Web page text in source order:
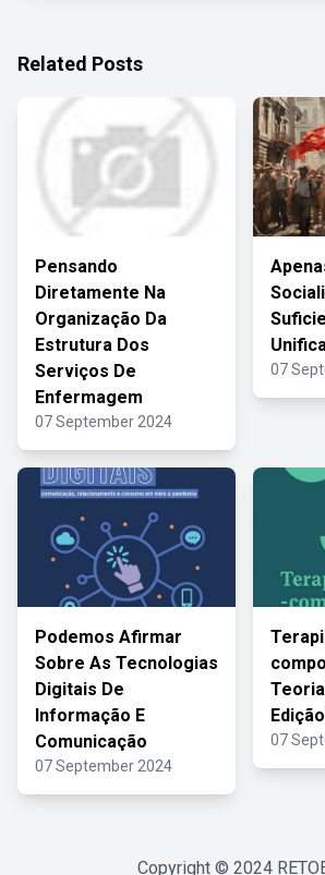
Related Posts
Pensando
Diretamente Na
Organização Da
Estrutura Dos
Serviços De
Enfermagem
07 September 2024
07
Podemos Afirmar
Sobre As Tecnologias
Digitais De
Informação E
Comunicação
07 September 2024
07
Copyright © 2024